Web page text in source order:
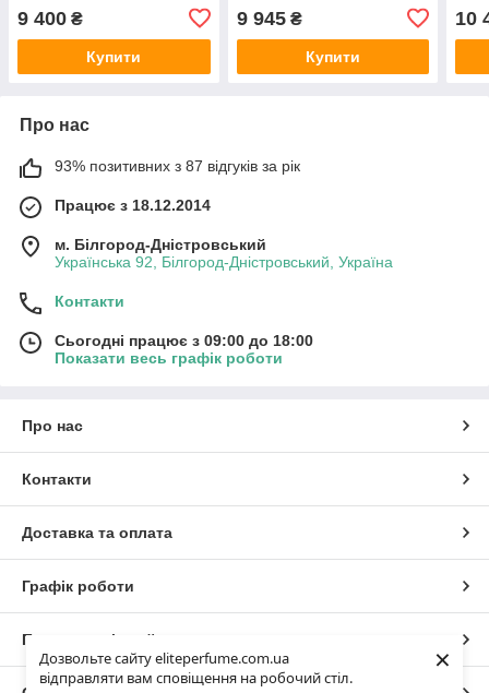
Дозвольте сайту eliteperfume.com.ua
відправляти вам сповіщення на робочий стіл.
×
9 400 ₴
Купити
9 945₴
Купити
10
Про нас
93% позитивних з 87 відгуків за рік
Працює з 18.12.2014
м. Білгород-Дністровський
Українська 92, Білгород-Дністровський, Україна
Контакти
Сьогодні працює з 09:00 до 18:00
Показати весь графік роботи
Про нас
Контакти
Доставка та оплата
Графік роботи
Повна версія сайту